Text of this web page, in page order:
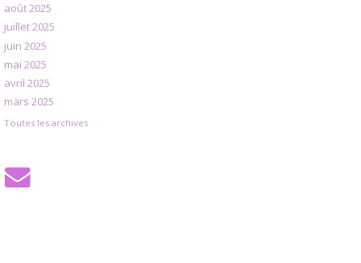
août 2025
juillet 2025
juin 2025
mai 2025
avril 2025
mars 2025
Toutes les archives